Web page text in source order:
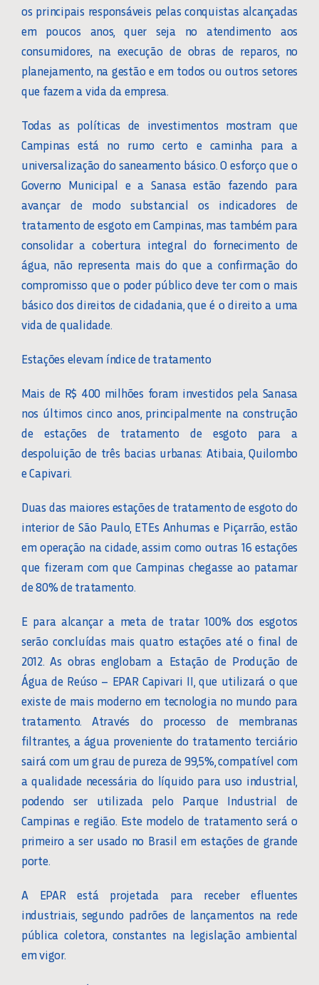
os principais responsáveis pelas conquistas alcançadas
em poucos anos, quer seja no atendimento aos
consumidores, na execução de obras de reparos, no
planejamento, na gestão e em todos ou outros setores
que fazem a vida da empresa.
Todas as políticas de investimentos mostram que
Campinas está no rumo certo e caminha para a
universalização do saneamento básico. O esforço que o
Governo Municipal e a Sanasa estão fazendo para
avançar de modo substancial os indicadores de
tratamento de esgoto em Campinas, mas também para
consolidar a cobertura integral do fornecimento de
água, não representa mais do que a confirmação do
compromisso que o poder público deve ter com o mais
básico dos direitos de cidadania, que é o direito a uma
vida de qualidade.
Estações elevam índice de tratamento
Mais de R$ 400 milhões foram investidos pela Sanasa
nos últimos cinco anos, principalmente na construção
de estações de tratamento de esgoto para a
despoluição de três bacias urbanas: Atibaia, Quilombo
e Capivari.
Duas das maiores estações de tratamento de esgoto do
interior de São Paulo, ETEs Anhumas e Piçarrão, estão
em operação na cidade, assim como outras 16 estações
que fizeram com que Campinas chegasse ao patamar
de 80% de tratamento.
E para alcançar a meta de tratar 100% dos esgotos
serão concluídas mais quatro estações até o final de
2012. As obras englobam a Estação de Produção de
Água de Reúso – EPAR Capivari II, que utilizará o que
existe de mais moderno em tecnologia no mundo para
tratamento. Através do processo de membranas
filtrantes, a água proveniente do tratamento terciário
sairá com um grau de pureza de 99,5%, compatível com
a qualidade necessária do líquido para uso industrial,
podendo ser utilizada pelo Parque Industrial de
Campinas e região. Este modelo de tratamento será o
primeiro a ser usado no Brasil em estações de grande
porte.
A EPAR está projetada para receber efluentes
industriais, segundo padrões de lançamentos na rede
pública coletora, constantes na legislação ambiental
em vigor.